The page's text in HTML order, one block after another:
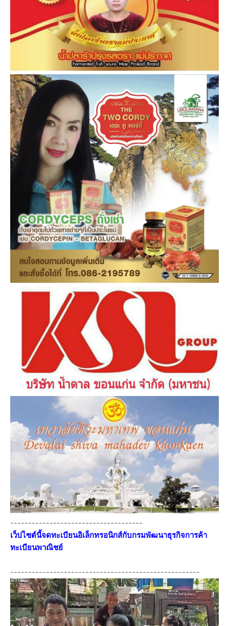
-------------------------------------
เว็ปไซต์นี้จดทะเบียนอิเล็กทรอนิกส์กับกรมพัฒนาธุรกิจการค้า
ทะเบียนพาณิชย์
-----------------------------------------------------